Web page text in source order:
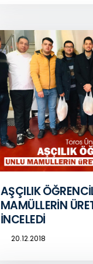
AŞÇILIK
MAMÜLLERİN
İNCELEDİ
20.12.2018